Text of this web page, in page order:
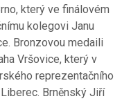
který ve finálovém
kolegovi Janu
Bronzovou medaili
Vršovice, který v
reprezentačního
Brněnský Jiří